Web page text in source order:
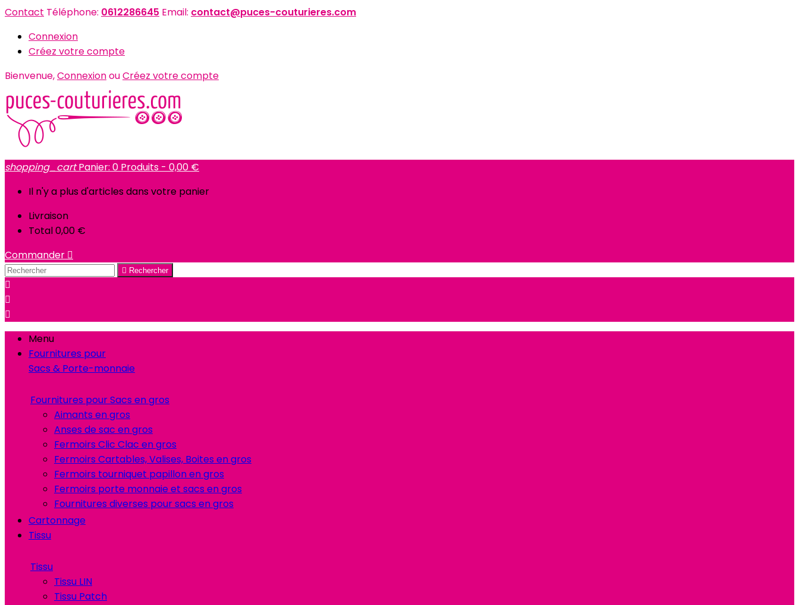
Contact Téléphone: 0612286645 Email: contact@puces-couturieres.com
Connexion
Créez votre compte
Bienvenue,ConnexionouCréez votre compte
shopping_cart Panier: 0 Produits - 0,00 €
Il n'y a plus d'articles dans votre panier
Livraison
Total0,00 €
Commander 
 Rechercher



Menu
Fournitures pour
Sacs & Porte-monnaie
Fournitures pour Sacs en gros
Aimants en gros
Anses de sac en gros
Fermoirs Clic Clac en gros
Fermoirs Cartables, Valises, Boites en gros
Fermoirs tourniquet papillon en gros
Fermoirs porte monnaie et sacs en gros
Fournitures diverses pour sacs en gros
Cartonnage
Tissu
Tissu
Tissu LIN
Tissu Patch